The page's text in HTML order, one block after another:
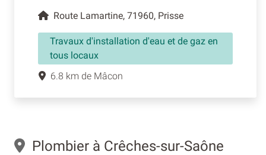
Route Lamartine, 71960, Prisse
Travaux d'installation d'eau et de gaz en
tous locaux
6.8 km de Mâcon
Plombier à Crêches-sur-Saône